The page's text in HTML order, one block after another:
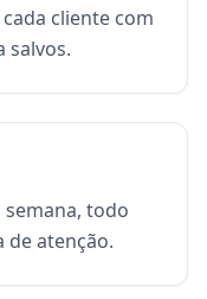
cliente com
salvos.
todo
de atenção.